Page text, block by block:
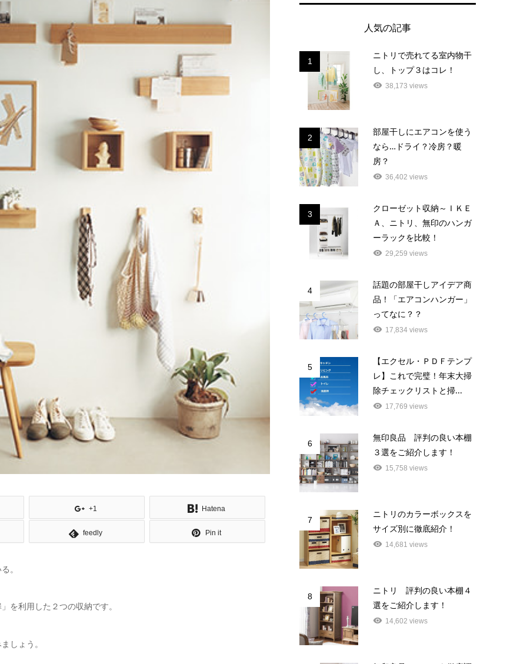
+1 Hatena
feedly Pin it
。
を利用した２つの収納です。
しょう。
人気の記事
1
ニトリで売れてる室内物干
し、トップ３はコレ！
38,173 views
2
部屋干しにエアコンを使う
なら…ドライ？冷房？暖
房？
36,402 views
3
クローゼット収納～ＩＫＥ
Ａ、ニトリ、無印のハンガ
ーラックを比較！
29,259 views
4
話題の部屋干しアイデア商
品！「エアコンハンガー」
ってなに？？
17,834 views
5
【エクセル・ＰＤＦテンプ
レ】これで完璧！年末大掃
除チェックリストと掃...
17,769 views
6
無印良品 評判の良い本棚
３選をご紹介します！
15,758 views
7
ニトリのカラーボックスを
サイズ別に徹底紹介！
14,681 views
8
ニトリ 評判の良い本棚４
選をご紹介します！
14,602 views